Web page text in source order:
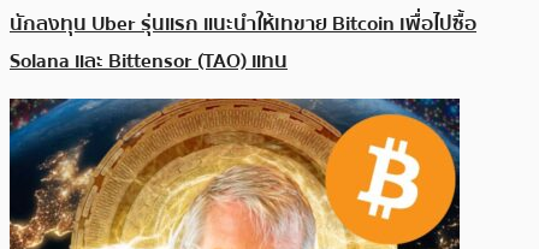
นักลงทุน Uber รุ่นแรก แนะนำให้เทขาย Bitcoin เพื่อไปซื้อ
Solana และ Bittensor (TAO) แทน